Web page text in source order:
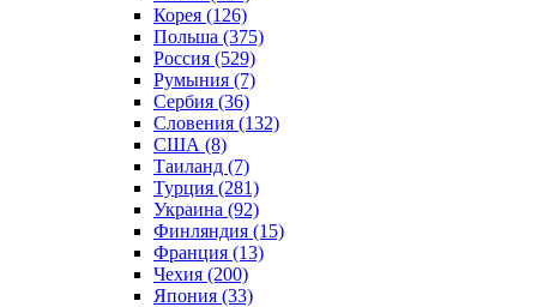
Корея (126)
Польша (375)
Россия (529)
Румыния (7)
Сербия (36)
Словения (132)
США (8)
Таиланд (7)
Турция (281)
Украина (92)
Финляндия (15)
Франция (13)
Чехия (200)
Япония (33)